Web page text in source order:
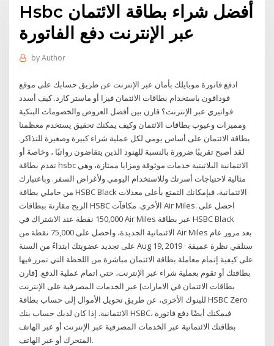
Hsbc أفضل شراء بطاقة الائتمان
عبر الإنترنت دفع الفاتورة
byAuthor
ادفع فاتورة موبايلك بأمان عبر الإنترنت عن طريق حسابك على موقع
فودافون باستخدام بطاقات الائتمان فيزا أو ماستر كارد. كيف أسدد
فواتيري عبر الإنترنت؟ قارن بين أفضل العروض والخصومات البنكية
ومميزات وعيوب بطاقات الائتمان وكيف يمكنك تحقيق يستخدم معظمنا
بطاقة الائتمان على أساس يومي لكل عملية شراء كبيرة وصغيرة للتذاكر.
لقد أصبح تقريبًا ضرورة بالنسبة للهنود الذين يتقاضون رواتبًا ، وخاصة أو
تقدم بطاقة hsbc الائتمانية البلاتينية خدمات موثوقة ومزايا ممتازة، وهي
مثالية لاحتياجات أسرتك وللاستخدام اليومي ولأغراض السفر. وباعتبارك
من حاملي بطاقة HSBC Black الائتمانية، فبإمكانك التمتع بأعلى معدلات
الربح مقارنة ببطاقات HSBC الأخرى. مكافآت Air Miles. احصل على
150,000 نقطة عند الاشتراك في Air Miles عبر بطاقة HSBC Black
الائتمانية الجديدة، واحصل على 75,000 نقطة من Air Miles بعد مرور عام
على تجديد عضويتك ابتداءً من السنة Aug 19, 2019 · سنلقي نظرة عميقة
على كيفية إتمام معاملة بطاقة الائتمان مباشرة من اللحظة التي تمرر فيها
بطاقتك أو تقوم بعملية شراء عبر الإنترنت، حتي اتمام عملية الدفع. [قارن
بطاقات الائتمان في الامارات] عبر الخدمات المصرفية على الإنترنت
للبنوك الأخرى، عن طريق تحويل الأموال إلى حساب بطاقة HSBC Zero
الائتمانية. إذا كان لديك حساب بنك HSBC، فيمكنك أيضًا دفع فاتورة
بطاقتك الائتمانية عبر الخدمات المصرفية عبر الإنترنت أو عبر الهاتف
المتحرك أو عبر الهاتف.